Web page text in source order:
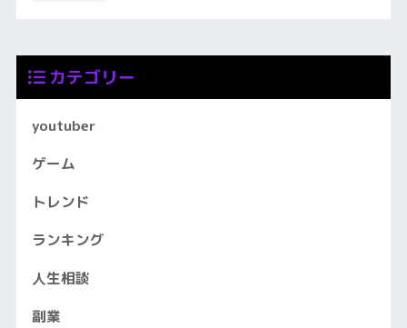
カテゴリー
youtuber
ゲーム
トレンド
ランキング
人生相談
副業